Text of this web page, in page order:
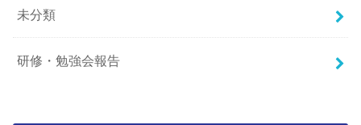
未分類
研修・勉強会報告